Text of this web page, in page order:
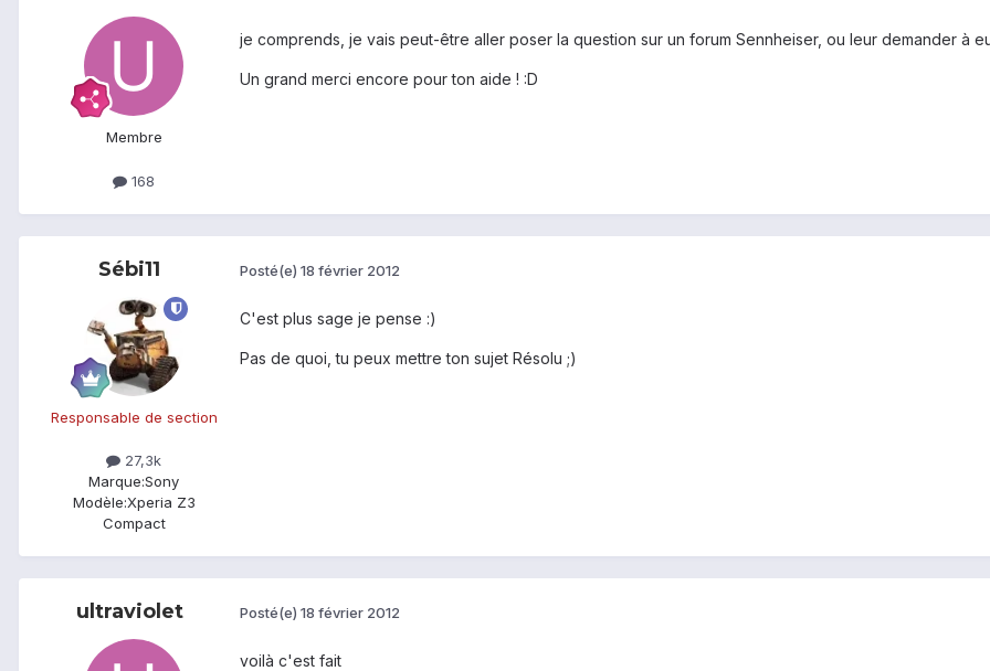
Membre
168
je comprends, je vais peut-être aller poser la question sur un forum Sennheiser, ou leur demander à
Un grand merci encore pour ton aide ! :D
Sébi11
Responsable de section
27,3k
Marque:Sony
Modèle:Xperia Z3
Compact
Posté(e) 18 février 2012
C'est plus sage je pense :)
Pas de quoi, tu peux mettre ton sujet Résolu ;)
ultraviolet Posté(e) 18 février 2012
voilà c'est fait